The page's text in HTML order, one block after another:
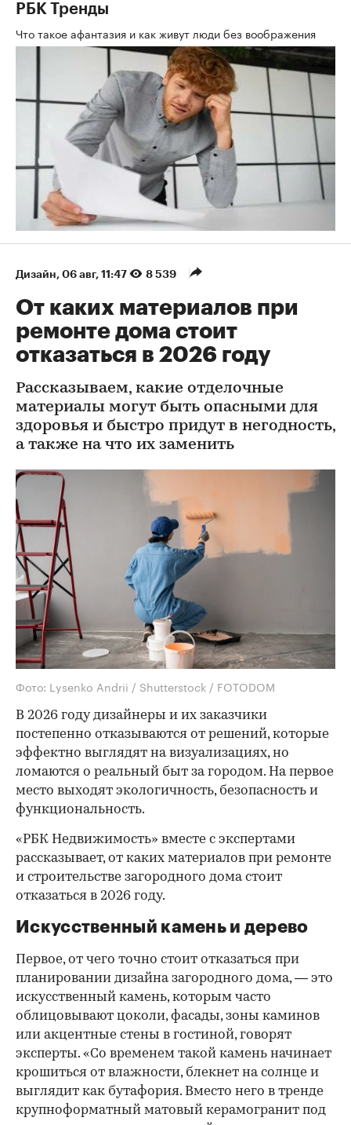
РБК Тренды
Что такое афантазия и как живут люди без воображения
Дизайн 06 авг, 11:47 8 539
От каких материалов при
ремонте дома стоит
отказаться в 2026 году
Рассказываем, какие отделочные
материалы могут быть опасными для
здоровья и быстро придут в негодность,
а также на что их заменить
Фото: Lysenko Andrii / Shutterstock / FOTODOM
В 2026 году дизайнеры и их заказчики
постепенно отказываются от решений, которые
эффектно выглядят на визуализациях, но
ломаются о реальный быт за городом. На первое
место выходят экологичность, безопасность и
функциональность.
«РБК Недвижимость» вместе с экспертами
рассказывает, от каких материалов при ремонте
и строительстве загородного дома стоит
отказаться в 2026 году.
Искусственный камень и дерево
00:00 / 00:00
Первое, от чего точно стоит отказаться при
планировании дизайна загородного дома, — это
искусственный камень, которым часто
облицовывают цоколи, фасады, зоны каминов
или акцентные стены в гостиной, говорят
эксперты. «Со временем такой камень начинает
крошиться от влажности, блекнет на солнце и
выглядит как бутафория. Вместо него в тренде
крупноформатный матовый керамогранит под